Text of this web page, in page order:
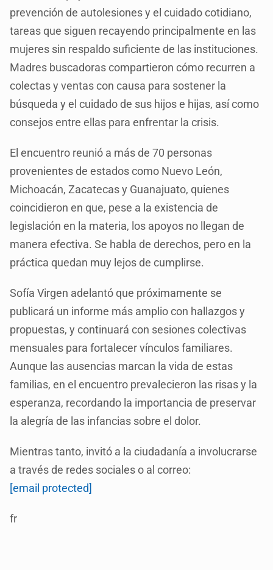
prevención de autolesiones y el cuidado cotidiano,
tareas que siguen recayendo principalmente en las
mujeres sin respaldo suficiente de las instituciones.
Madres buscadoras compartieron cómo recurren a
colectas y ventas con causa para sostener la
búsqueda y el cuidado de sus hijos e hijas, así como
consejos entre ellas para enfrentar la crisis.
El encuentro reunió a más de 70 personas
provenientes de estados como Nuevo León,
Michoacán, Zacatecas y Guanajuato, quienes
coincidieron en que, pese a la existencia de
legislación en la materia, los apoyos no llegan de
manera efectiva. Se habla de derechos, pero en la
práctica quedan muy lejos de cumplirse.
Sofía Virgen adelantó que próximamente se
publicará un informe más amplio con hallazgos y
propuestas, y continuará con sesiones colectivas
mensuales para fortalecer vínculos familiares.
Aunque las ausencias marcan la vida de estas
familias, en el encuentro prevalecieron las risas y la
esperanza, recordando la importancia de preservar
la alegría de las infancias sobre el dolor.
Mientras tanto, invitó a la ciudadanía a involucrarse
a través de redes sociales o al correo:
[email protected]
fr